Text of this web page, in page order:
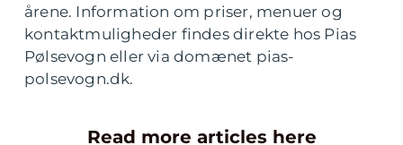
årene. Information om priser, menuer og
kontaktmuligheder findes direkte hos Pias
Pølsevogn eller via domænet pias-
polsevogn.dk.
Read more articles here